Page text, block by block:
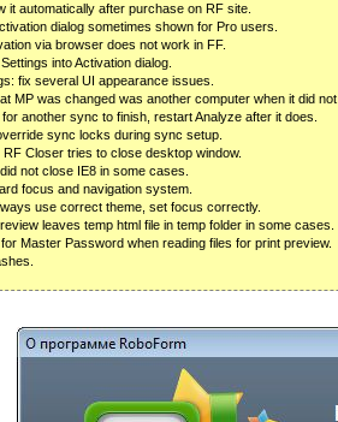
it automatically after purchase on RF site.
dialog sometimes shown for Pro users.
via browser does not work in FF.
into Activation dialog.
fix several UI appearance issues.
MP was changed was another computer when it did not.
another sync to finish, restart Analyze after it does.
sync locks during sync setup.
Closer tries to close desktop window.
not close IE8 in some cases.
focus and navigation system.
use correct theme, set focus correctly.
leaves temp html file in temp folder in some cases.
Master Password when reading files for print preview.